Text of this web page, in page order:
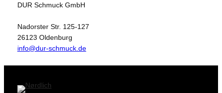
DUR Schmuck GmbH
Nadorster Str. 125-127
26123 Oldenburg
info@dur-schmuck.de